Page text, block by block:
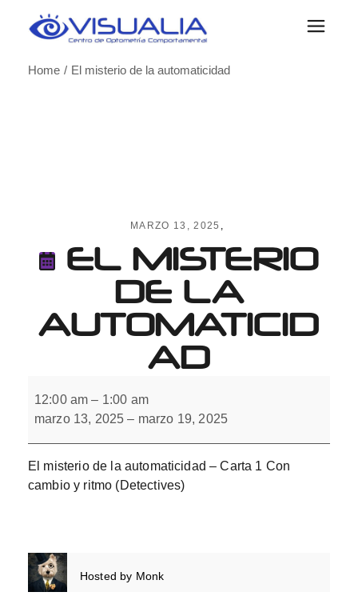
Home
El misterio de la automaticidad
MARZO 13, 2025
EL MISTERIO
DE LA
AUTOMATICID
AD
misterio
de
la
12:00 am – 1:00 am
marzo 13, 2025 – marzo 19, 2025
El misterio de la automaticidad – Carta 1 Con
cambio y ritmo (Detectives)
Hosted by Monk